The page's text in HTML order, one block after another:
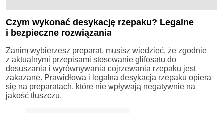
Czym wykonać desykację rzepaku? Legalne
i bezpieczne rozwiązania
Zanim wybierzesz preparat, musisz wiedzieć, że zgodnie
z aktualnymi przepisami stosowanie glifosatu do
dosuszania i wyrównywania dojrzewania rzepaku jest
zakazane. Prawidłowa i legalna desykacja rzepaku opiera
się na preparatach, które nie wpływają negatywnie na
jakość tłuszczu.